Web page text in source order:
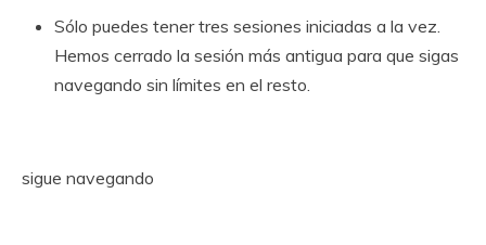
Sólo puedes tener tres sesiones iniciadas a la vez.
Hemos cerrado la sesión más antigua para que sigas
navegando sin límites en el resto.
sigue navegando